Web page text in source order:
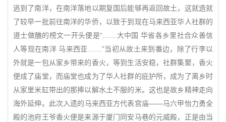
逃到了南洋，在南洋落地以期复国后能够再返回故土，这就造就
了较早一批前往南洋的华侨，以致于到现在马来西亚华人社群的
道士做醮的榜文一开头便是“……大中国 华省各乡里社合众善信
人等现在南洋 马来西亚……”当初从故土来到番边，除了行李以
外就是一包从家乡带来的香火，等到生活安稳，社群集聚，香火
便成了庙堂，而庙堂也成为了华人社群的庇护所，成为了离乡时
从家里米缸带出的那捧以解水土不服的米。这也是故乡精神走向
海外延伸。此次入遗的马来西亚方代表宫庙——马六甲怡力勇全
殿的池府王爷香火便是来源于厦门同安马巷的元威殿，正是由当